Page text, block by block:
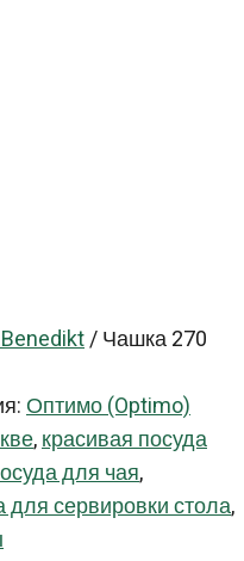
/Чашка 270
Оптимо (Optimo)
,красивая посуда
для чая,
для сервировки стола,